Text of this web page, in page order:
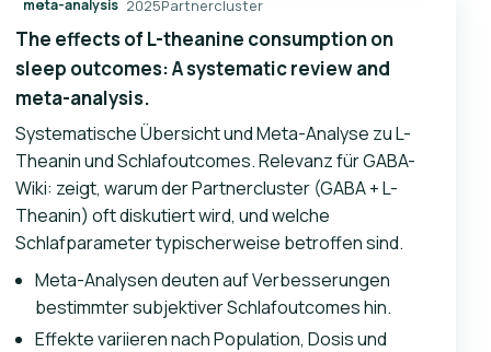
meta-analysis 2025Partnercluster
The effects of L-theanine consumption on
sleep outcomes: A systematic review and
meta-analysis.
Systematische Übersicht und Meta-Analyse zu L-
Theanin und Schlafoutcomes. Relevanz für GABA-
Wiki: zeigt, warum der Partnercluster (GABA + L-
Theanin) oft diskutiert wird, und welche
Schlafparameter typischerweise betroffen sind.
Meta-Analysen deuten auf Verbesserungen
bestimmter subjektiver Schlafoutcomes hin.
Effekte variieren nach Population, Dosis und